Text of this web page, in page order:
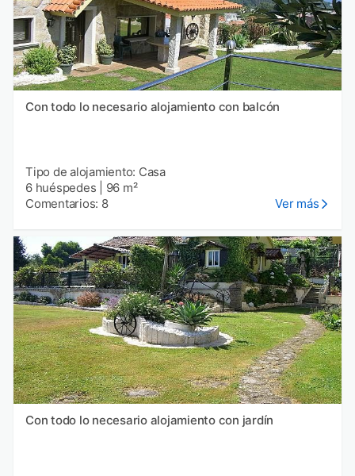
Con todo lo necesario alojamiento con balcón
Tipo de alojamiento: Casa
6 huéspedes
96 m²
Comentarios: 8
Ver más
Con todo lo necesario alojamiento con jardín